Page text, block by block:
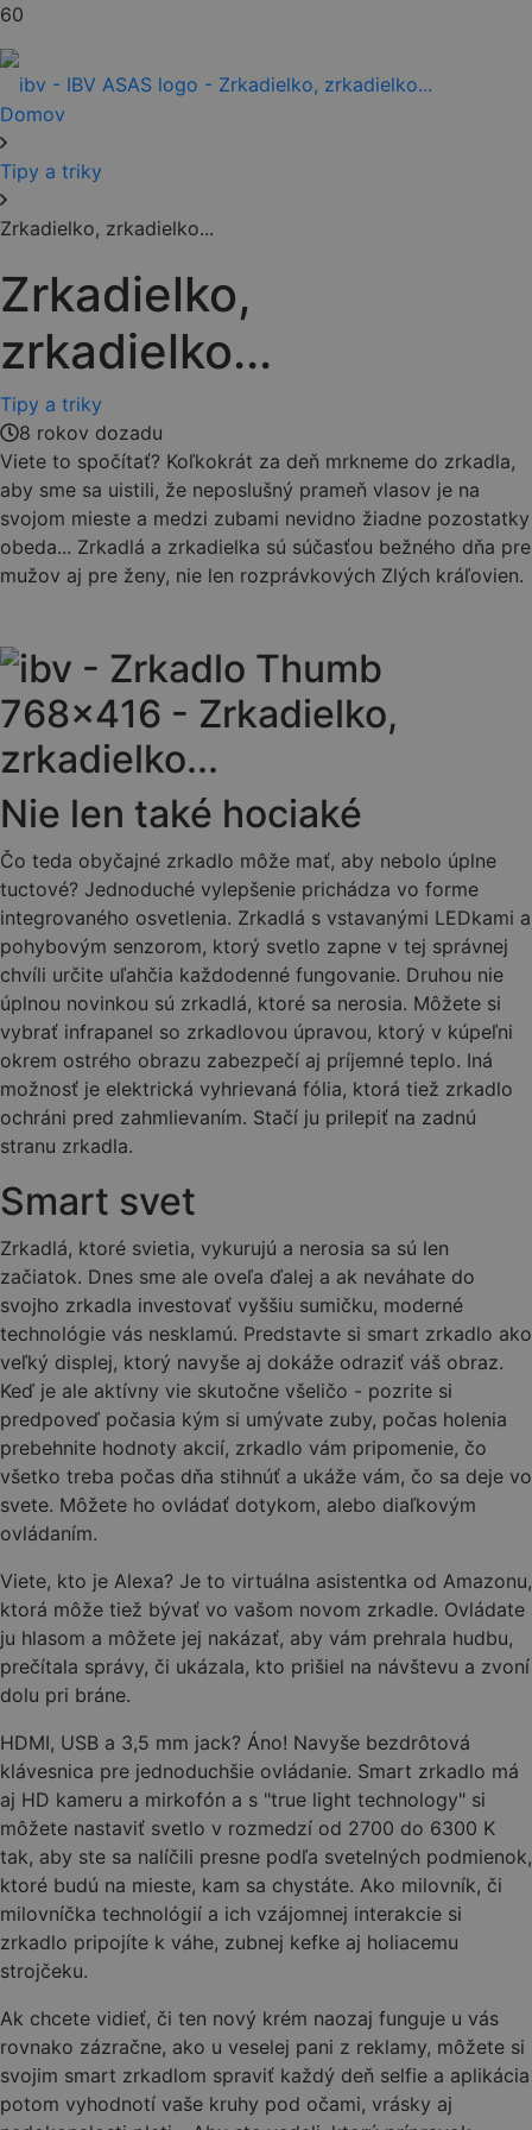
Domov
Tipy a triky
Zrkadielko, zrkadielko...
Zrkadielko,
zrkadielko...
Tipy a triky
8 rokov dozadu
Viete to spočítať? Koľkokrát za deň mrkneme do zrkadla,
aby sme sa uistili, že neposlušný prameň vlasov je na
svojom mieste a medzi zubami nevidno žiadne pozostatky
obeda... Zrkadlá a zrkadielka sú súčasťou bežného dňa pre
mužov aj pre ženy, nie len rozprávkových Zlých kráľovien.
Nie len také hociaké
Čo teda obyčajné zrkadlo môže mať, aby nebolo úplne
tuctové? Jednoduché vylepšenie prichádza vo forme
integrovaného osvetlenia. Zrkadlá s vstavanými LEDkami a
pohybovým senzorom, ktorý svetlo zapne v tej správnej
chvíli určite uľahčia každodenné fungovanie. Druhou nie
úplnou novinkou sú zrkadlá, ktoré sa nerosia. Môžete si
vybrať infrapanel so zrkadlovou úpravou, ktorý v kúpeľni
okrem ostrého obrazu zabezpečí aj príjemné teplo. Iná
možnosť je elektrická vyhrievaná fólia, ktorá tiež zrkadlo
ochráni pred zahmlievaním. Stačí ju prilepiť na zadnú
stranu zrkadla.
Smart svet
Zrkadlá, ktoré svietia, vykurujú a nerosia sa sú len
začiatok. Dnes sme ale oveľa ďalej a ak neváhate do
svojho zrkadla investovať vyššiu sumičku, moderné
technológie vás nesklamú. Predstavte si smart zrkadlo ako
veľký displej, ktorý navyše aj dokáže odraziť váš obraz.
Keď je ale aktívny vie skutočne všeličo - pozrite si
predpoveď počasia kým si umývate zuby, počas holenia
prebehnite hodnoty akcií, zrkadlo vám pripomenie, čo
všetko treba počas dňa stihnúť a ukáže vám, čo sa deje vo
svete. Môžete ho ovládať dotykom, alebo diaľkovým
ovládaním.
Viete, kto je Alexa? Je to virtuálna asistentka od Amazonu,
ktorá môže tiež bývať vo vašom novom zrkadle. Ovládate
ju hlasom a môžete jej nakázať, aby vám prehrala hudbu,
prečítala správy, či ukázala, kto prišiel na návštevu a zvoní
dolu pri bráne.
HDMI, USB a 3,5 mm jack? Áno! Navyše bezdrôtová
klávesnica pre jednoduchšie ovládanie. Smart zrkadlo má
aj HD kameru a mirkofón a s "true light technology" si
môžete nastaviť svetlo v rozmedzí od 2700 do 6300 K
tak, aby ste sa nalíčili presne podľa svetelných podmienok,
ktoré budú na mieste, kam sa chystáte. Ako milovník, či
milovníčka technológií a ich vzájomnej interakcie si
zrkadlo pripojíte k váhe, zubnej kefke aj holiacemu
strojčeku.
Ak chcete vidieť, či ten nový krém naozaj funguje u vás
rovnako zázračne, ako u veselej pani z reklamy, môžete si
svojim smart zrkadlom spraviť každý deň selfie a aplikácia
potom vyhodnotí vaše kruhy pod očami, vrásky aj